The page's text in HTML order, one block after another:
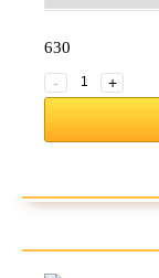
630
-
+